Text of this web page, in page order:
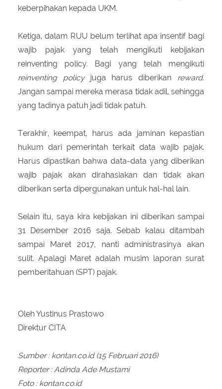
keberpihakan kepada UKM.
Ketiga, dalam RUU belum terlihat apa insentif bagi
wajib pajak yang telah mengikuti kebijakan
reinventing policy. Bagi yang telah mengikuti
reinventing policyjuga harus diberikan reward.
Jangan sampai mereka merasa tidak adil, sehingga
yang tadinya patuh jadi tidak patuh.
Terakhir, keempat, harus ada jaminan kepastian
hukum dari pemerintah terkait data wajib pajak.
Harus dipastikan bahwa data-data yang diberikan
wajib pajak akan dirahasiakan dan tidak akan
diberikan serta dipergunakan untuk hal-hal lain.
Selain itu, saya kira kebijakan ini diberikan sampai
31 Desember 2016 saja. Sebab kalau ditambah
sampai Maret 2017, nanti administrasinya akan
sulit. Apalagi Maret adalah musim laporan surat
pemberitahuan (SPT) pajak.
Oleh Yustinus Prastowo
Direktur CITA
Sumber : kontan.co.id (15 Februari 2016)
Reporter : Adinda Ade Mustami
Foto : kontan.co.id